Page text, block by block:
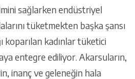
sağlarken endüstriyel
tüketmekten başka şansı
koparılan kadınlar tüketici
entegre ediliyor. Akarsuların,
inanç ve geleneğin hala